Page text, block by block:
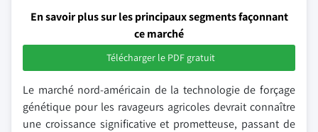
En savoir plus sur les principaux segments façonnant
ce marché
Télécharger le PDF gratuit
Le marché nord-américain de la technologie de forçage
génétique pour les ravageurs agricoles devrait connaître
une croissance significative et prometteuse, passant de